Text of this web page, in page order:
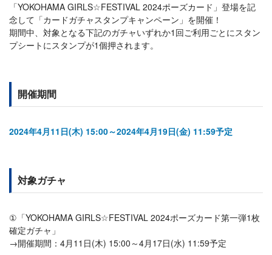
「YOKOHAMA GIRLS☆FESTIVAL 2024ポーズカード」登場を記
念して「カードガチャスタンプキャンペーン」を開催！
期間中、対象となる下記のガチャいずれか1回ご利用ごとにスタン
プシートにスタンプが1個押されます。
開催期間
2024年4月11日(木) 15:00～2024年4月19日(金) 11:59予定
対象ガチャ
①「YOKOHAMA GIRLS☆FESTIVAL 2024ポーズカード第一弾1枚
確定ガチャ」
→開催期間：4月11日(木) 15:00～4月17日(水) 11:59予定